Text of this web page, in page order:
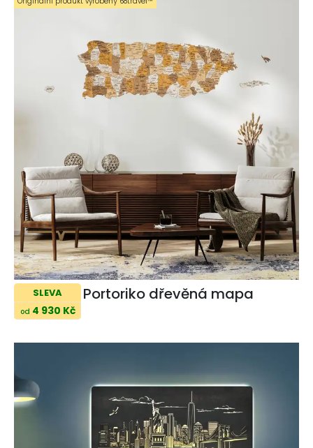
SLEVA
od 4 930 Kč
Portoriko dřevěná mapa